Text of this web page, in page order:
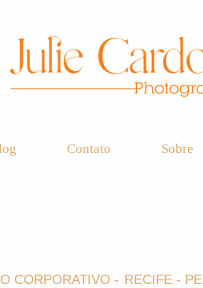
Contato Sobre
CORPORATIVO RECIFE - PE